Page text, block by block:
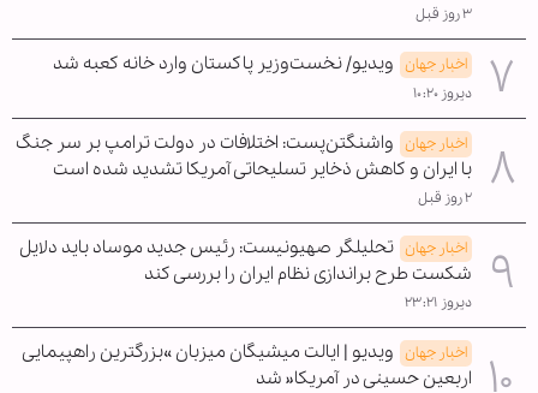
۳ روز قبل
اخبار جهان ویدیو/ نخست‌وزیر پاکستان وارد خانه کعبه شد
دیروز ۱۰:۲۰
اخبار جهان واشنگتن‌پست: اختلافات در دولت ترامپ بر سر جنگ
با ایران و کاهش ذخایر تسلیحاتی آمریکا تشدید شده است
۲ روز قبل
اخبار جهان تحلیلگر صهیونیست: رئیس جدید موساد باید دلایل
شکست طرح براندازی نظام ایران را بررسی کند
دیروز ۲۳:۲۱
اخبار جهان ویدیو | ایالت میشیگان میزبان »بزرگترین راهپیمایی
اربعین حسینی در آمریکا« شد